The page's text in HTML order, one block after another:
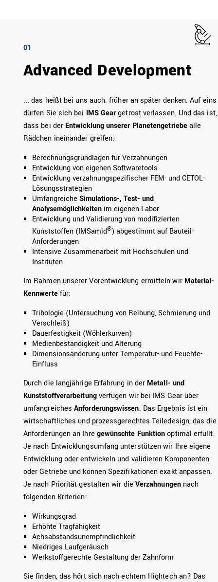
01
Advanced Development
... das heißt bei uns auch: früher an später denken. Auf eins
dürfen Sie sich bei IMS Geargetrost verlassen. Und das ist,
dass bei der Entwicklung unserer Planetengetriebealle
Rädchen ineinander greifen:
Berechnungsgrundlagen für Verzahnungen
Entwicklung von eigenen Softwaretools
Entwicklung verzahnungspezifischer FEM- und CETOL-
Lösungsstrategien
Umfangreiche Simulations-, Test- und
Analysemöglichkeiten im eigenen Labor
Entwicklung und Validierung von modifizierten
Kunststoffen (IMSamid®) abgestimmt auf Bauteil-
Anforderungen
Intensive Zusammenarbeit mit Hochschulen und
Instituten
Im Rahmen unserer Vorentwicklung ermitteln wir Material-
Kennwertefür:
Tribologie (Untersuchung von Reibung, Schmierung und
Verschleiß)
Dauerfestigkeit (Wöhlerkurven)
Medienbeständigkeit und Alterung
Dimensionsänderung unter Temperatur- und Feuchte-
Einfluss
Durch die langjährige Erfahrung in der Metall- und
Kunststoffverarbeitungverfügen wir bei IMS Gear über
umfangreichesAnforderungswissen. Das Ergebnis ist ein
wirtschaftliches und prozessgerechtes Teiledesign, das die
Anforderungen an Ihre gewünschte Funktionoptimal erfüllt.
Je nach Entwicklungsumfang unterstützen wir Ihre eigene
Entwicklung oder entwickeln und validieren Komponenten
oder Getriebe und können Spezifikationen exakt anpassen.
Je nach Priorität gestalten wir die Verzahnungen nach
folgenden Kriterien:
Wirkungsgrad
Erhöhte Tragfähigkeit
Achsabstandsunempfindlichkeit
Niedriges Laufgeräusch
Werkstoffgerechte Gestaltung der Zahnform
Sie finden, das hört sich nach echtem Hightech an? Das